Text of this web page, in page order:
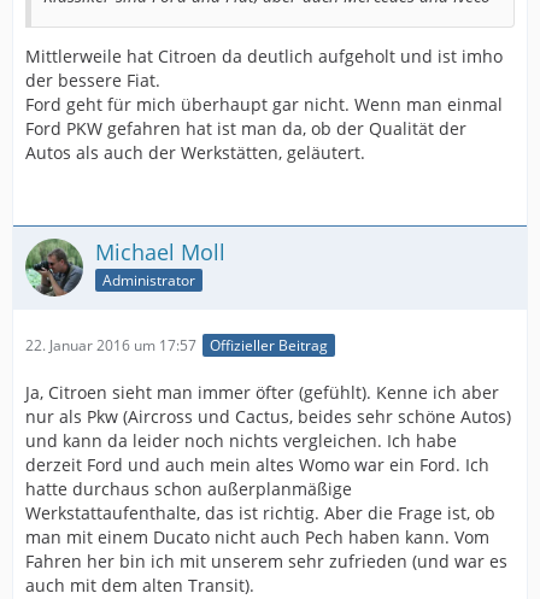
Mittlerweile hat Citroen da deutlich aufgeholt und ist imho
der bessere Fiat.
Ford geht für mich überhaupt gar nicht. Wenn man einmal
Ford PKW gefahren hat ist man da, ob der Qualität der
Autos als auch der Werkstätten, geläutert.
Michael Moll
Administrator
22. Januar 2016 um 17:57 Offizieller Beitrag
Ja, Citroen sieht man immer öfter (gefühlt). Kenne ich aber
nur als Pkw (Aircross und Cactus, beides sehr schöne Autos)
und kann da leider noch nichts vergleichen. Ich habe
derzeit Ford und auch mein altes Womo war ein Ford. Ich
hatte durchaus schon außerplanmäßige
Werkstattaufenthalte, das ist richtig. Aber die Frage ist, ob
man mit einem Ducato nicht auch Pech haben kann. Vom
Fahren her bin ich mit unserem sehr zufrieden (und war es
auch mit dem alten Transit).